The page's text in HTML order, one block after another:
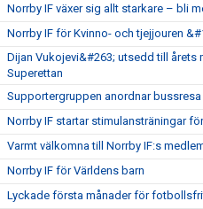
Norrby IF växer sig allt starkare – bli
Norrby IF för Kvinno- och tjejjouren
Dijan Vukojevi&#263; utsedd till årets
Superettan
Supportergruppen anordnar bussresa
Norrby IF startar stimulansträningar
Varmt välkomna till Norrby IF:s
Norrby IF för Världens barn
Lyckade första månader för